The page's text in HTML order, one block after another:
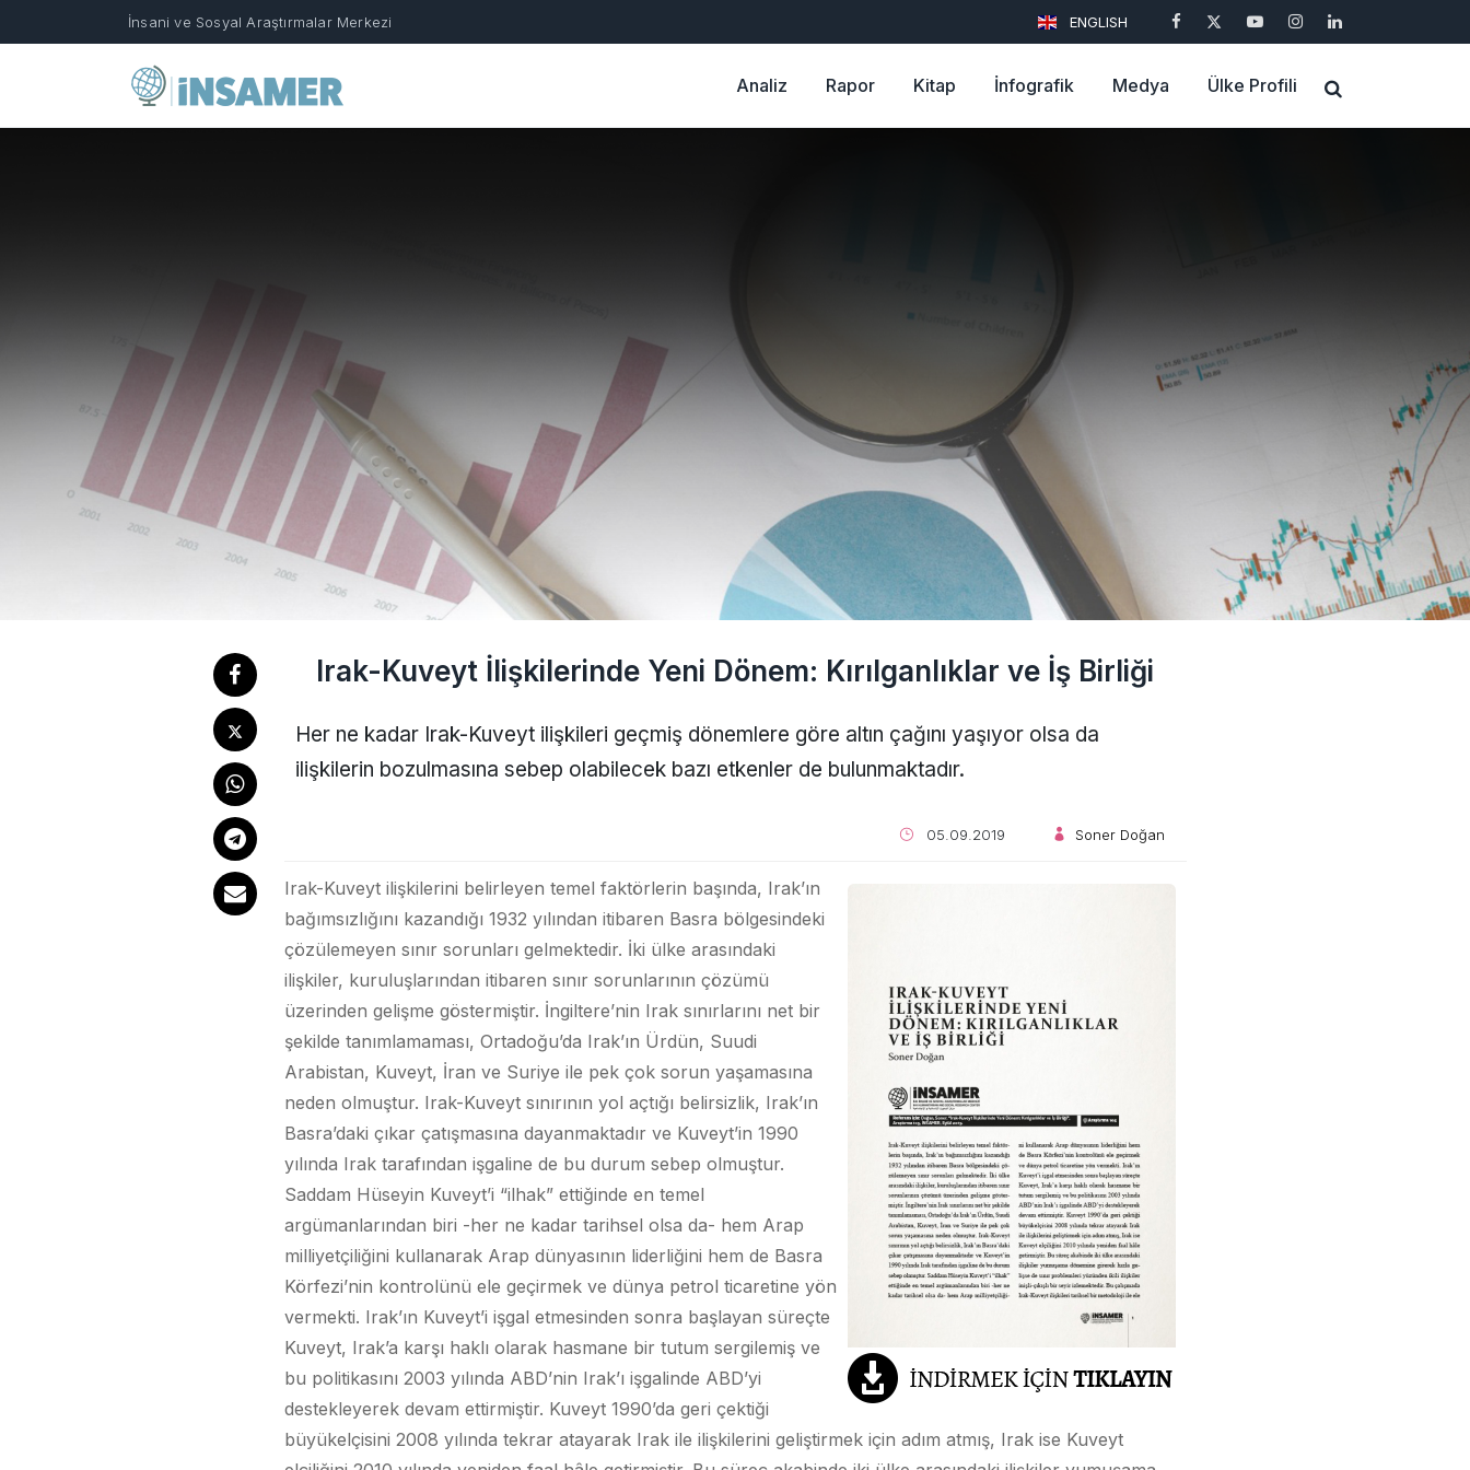
İnsani ve Sosyal Araştırmalar Merkezi ENGLISH
Analiz Rapor Kitap İnfografik Medya Ülke Profili
Irak-Kuveyt İlişkilerinde Yeni Dönem: Kırılganlıklar ve İş Birliği
Her ne kadar Irak-Kuveyt ilişkileri geçmiş dönemlere göre altın çağını yaşıyor olsa da
ilişkilerin bozulmasına sebep olabilecek bazı etkenler de bulunmaktadır.
05.09.2019 Soner Doğan
Irak-Kuveyt ilişkilerini belirleyen temel faktörlerin başında, Irak’ın
bağımsızlığını kazandığı 1932 yılından itibaren Basra bölgesindeki
çözülemeyen sınır sorunları gelmektedir. İki ülke arasındaki
ilişkiler, kuruluşlarından itibaren sınır sorunlarının çözümü
üzerinden gelişme göstermiştir. İngiltere’nin Irak sınırlarını net bir
şekilde tanımlamaması, Ortadoğu’da Irak’ın Ürdün, Suudi
Arabistan, Kuveyt, İran ve Suriye ile pek çok sorun yaşamasına
neden olmuştur. Irak-Kuveyt sınırının yol açtığı belirsizlik, Irak’ın
Basra’daki çıkar çatışmasına dayanmaktadır ve Kuveyt’in 1990
yılında Irak tarafından işgaline de bu durum sebep olmuştur.
Saddam Hüseyin Kuveyt’i “ilhak” ettiğinde en temel
argümanlarından biri -her ne kadar tarihsel olsa da- hem Arap
milliyetçiliğini kullanarak Arap dünyasının liderliğini hem de Basra
Körfezi’nin kontrolünü ele geçirmek ve dünya petrol ticaretine yön
vermekti. Irak’ın Kuveyt’i işgal etmesinden sonra başlayan süreçte
Kuveyt, Irak’a karşı haklı olarak hasmane bir tutum sergilemiş ve
bu politikasını 2003 yılında ABD’nin Irak’ı işgalinde ABD’yi
destekleyerek devam ettirmiştir. Kuveyt 1990’da geri çektiği
büyükelçisini 2008 yılında tekrar atayarak Irak ile ilişkilerini geliştirmek için adım atmış, Irak ise Kuveyt